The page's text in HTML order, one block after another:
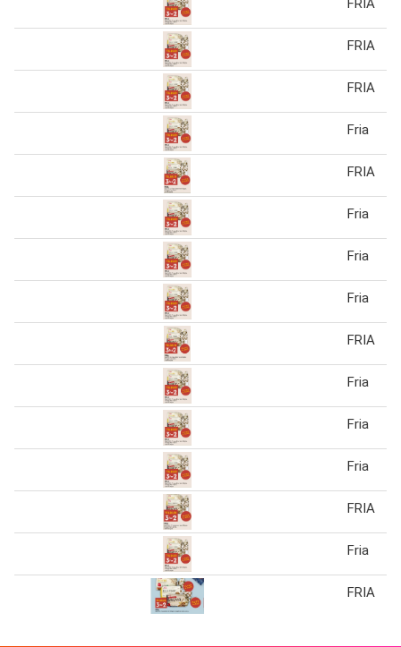
FRIA
FRIA
Fria
FRIA
Fria
Fria
Fria
FRIA
Fria
Fria
Fria
FRIA
Fria
FRIA